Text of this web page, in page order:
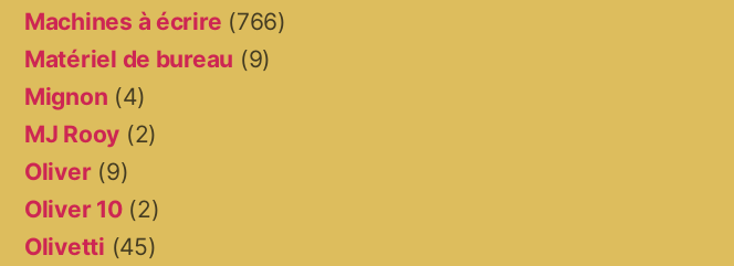
Machines à écrire (766)
Matériel de bureau (9)
Mignon (4)
MJ Rooy (2)
Oliver(9)
Oliver 10(2)
Olivetti (45)